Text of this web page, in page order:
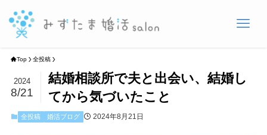
Top 全投稿
結婚相談所で夫と出会い、結婚し
てから気づいたこと
2024
8/21
全投稿 婚活ブログ 2024年8月21日